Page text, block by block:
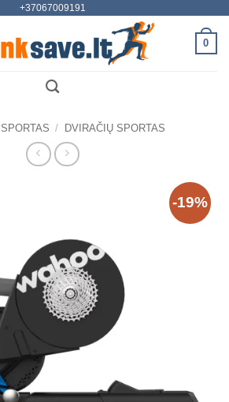
+37067009191
0
SPORTAS / DVIRAČIŲ SPORTAS
-19%